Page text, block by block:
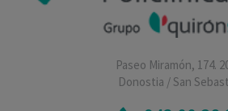
Paseo Miramón, 174.
Donostia / San